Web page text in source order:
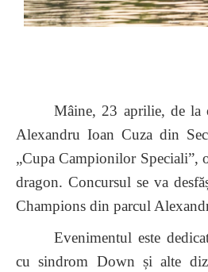
Mâine, 23 aprilie, de la
Alexandru Ioan Cuza din
„Cupa Campionilor Speciali”,
dragon. Concursul se va
Champions din parcul
Evenimentul este
cu sindrom Down și alte